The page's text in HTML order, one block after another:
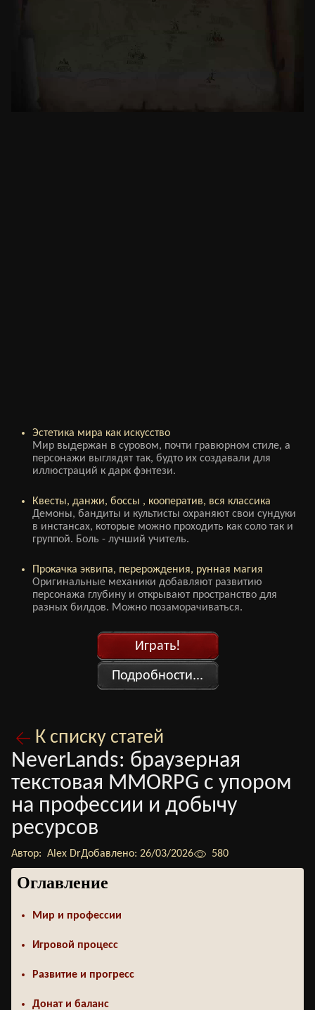
Эстетика мира как искусство
Мир выдержан в суровом, почти гравюрном стиле, а
персонажи выглядят так, будто их создавали для
иллюстраций к дарк фэнтези.
Квесты, данжи, боссы , кооператив, вся классика
Демоны, бандиты и культисты охраняют свои сундуки
в инстансах, которые можно проходить как соло так и
группой. Боль - лучший учитель.
Прокачка эквипа, перерождения, рунная магия
Оригинальные механики добавляют развитию
персонажа глубину и открывают пространство для
разных билдов. Можно позаморачиваться.
Играть!
Подробности...
К списку статей
NeverLands: браузерная
текстовая MMORPG с упором
на профессии и добычу
ресурсов
Автор: Alex DrДобавлено: 26/03/2026 580
Оглавление
Мир и профессии
Игровой процесс
Развитие и прогресс
Донат и баланс